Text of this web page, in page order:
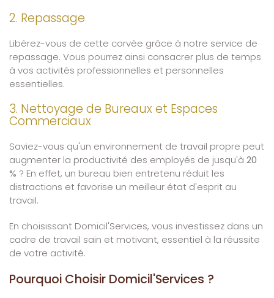
2. Repassage
Libérez-vous de cette corvée grâce à notre service de
repassage. Vous pourrez ainsi consacrer plus de temps
à vos activités professionnelles et personnelles
essentielles.
3. Nettoyage de Bureaux et Espaces
Commerciaux
Saviez-vous qu'un environnement de travail propre peut
augmenter la productivité des employés de jusqu'à 20
% ? En effet, un bureau bien entretenu réduit les
distractions et favorise un meilleur état d'esprit au
travail.
En choisissant Domicil'Services, vous investissez dans un
cadre de travail sain et motivant, essentiel à la réussite
de votre activité.
Pourquoi Choisir Domicil'Services ?